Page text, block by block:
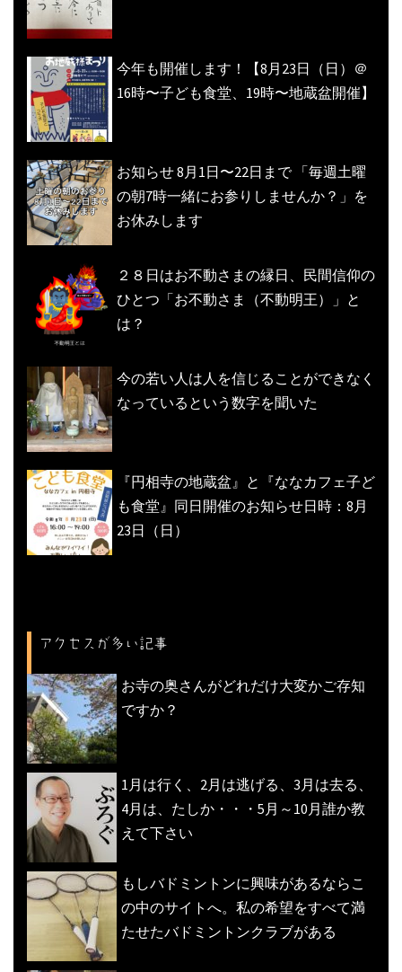
今年も開催します！【8月23日（日）＠
16時〜子ども食堂、19時〜地蔵盆開催】
お知らせ 8月1日〜22日まで 「毎週土曜
の朝7時一緒にお参りしませんか？」を
お休みします
２８日はお不動さまの縁日、民間信仰の
ひとつ「お不動さま（不動明王）」と
は？
今の若い人は人を信じることができなく
なっているという数字を聞いた
『円相寺の地蔵盆』と『ななカフェ子ど
も食堂』同日開催のお知らせ日時：8月
23日（日）
アクセスが多い記事
お寺の奥さんがどれだけ大変かご存知
ですか？
1月は行く、2月は逃げる、3月は去る、
4月は、たしか・・・5月～10月誰か教
えて下さい
もしバドミントンに興味があるならこ
の中のサイトへ。私の希望をすべて満
たせたバドミントンクラブがある